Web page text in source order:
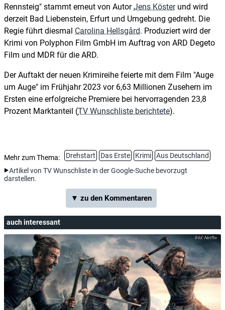
Rennsteig" stammt erneut von AutorJens Kösterund wird
derzeit Bad Liebenstein, Erfurt und Umgebung gedreht. Die
Regie führt diesmal Carolina Hellsgård. Produziert wird der
Krimi von Polyphon Film GmbH im Auftrag von ARD Degeto
Film und MDR für die ARD.
Der Auftakt der neuen Krimireihe feierte mit dem Film "Auge
um Auge" im Frühjahr 2023 vor 6,63 Millionen Zusehern im
Ersten eine erfolgreiche Premiere bei hervorragenden 23,8
Prozent Marktanteil (TV Wunschliste berichtete).
Mehr zum Thema: Drehstart Das Erste Krimi
Aus Deutschland
Artikel von TV Wunschliste in der Google-Suche bevorzugt
darstellen.
▼ zu den Kommentaren
auch interessant
Netflix